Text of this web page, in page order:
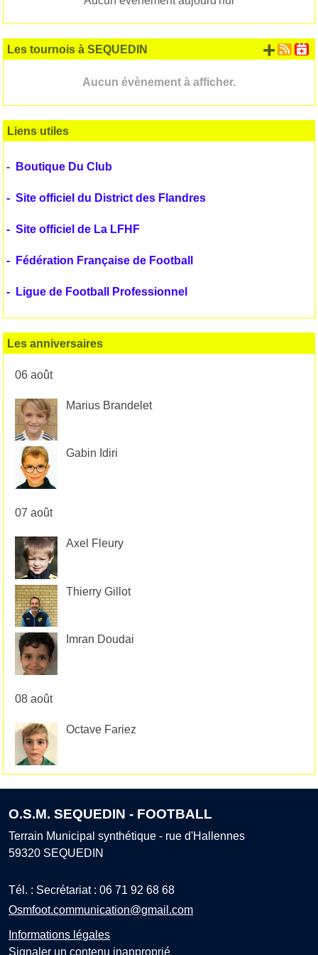
Les tournois à SEQUEDIN
Aucun évènement à afficher.
+
Liens utiles
- Boutique Du Club
- Site officiel du District des Flandres
- Site officiel de La LFHF
- Fédération Française de Football
- Ligue de Football Professionnel
Les anniversaires
06 août
Marius Brandelet
Gabin Idiri
07 août
Axel Fleury
Thierry Gillot
Imran Doudai
08 août
Octave Fariez
O.S.M. SEQUEDIN - FOOTBALL
Terrain Municipal synthétique - rue d'Hallennes
59320 SEQUEDIN
Tél. : Secrétariat : 06 71 92 68 68
Osmfoot.communication@gmail.com
Informations légales
Signaler un contenu inapproprié